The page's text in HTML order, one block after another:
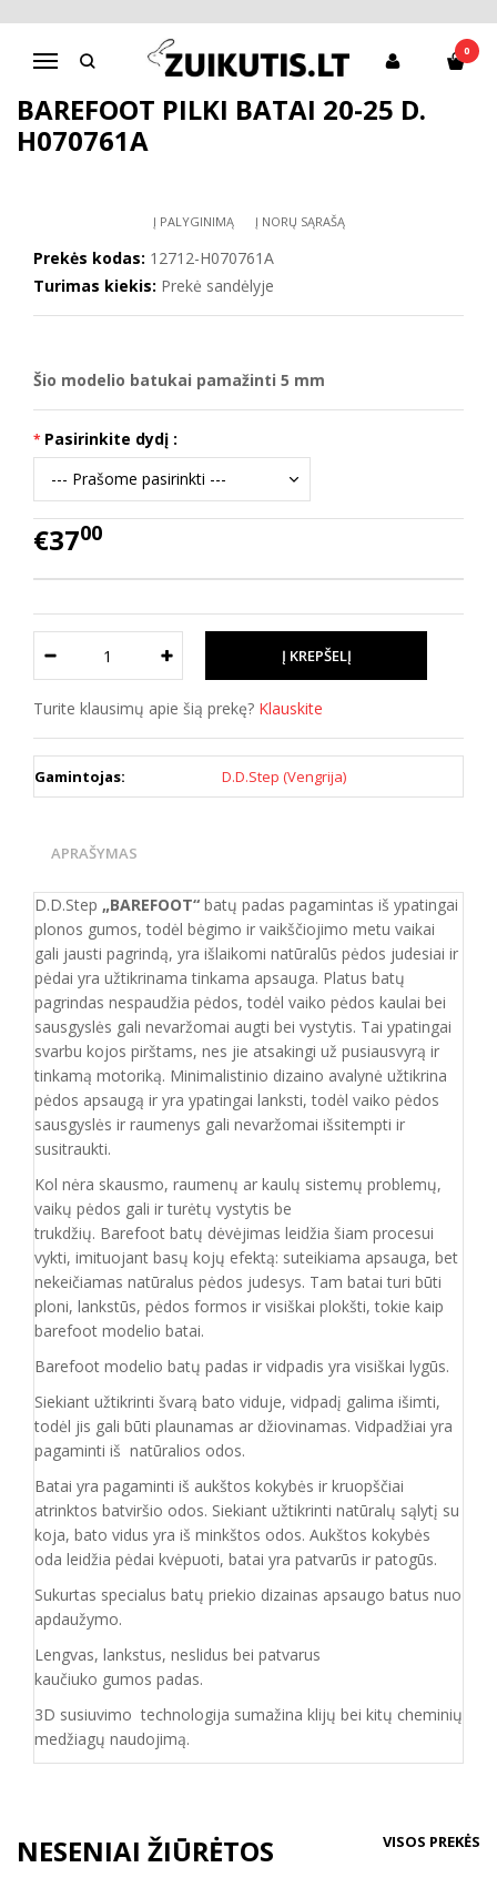
Navigacija
0
Pagrindinis
D.D.Step batai berniukams
Barefoot pilki batai 20-25 d. H070761A
BAREFOOT PILKI BATAI 20-25 D.
H070761A
Į PALYGINIMĄ Į NORŲ SĄRAŠĄ
Prekės kodas: 12712-H070761A
Turimas kiekis: Prekė sandėlyje
Šio modelio batukai pamažinti 5 mm
Pasirinkite dydį :
€3700
Turite klausimų apie šią prekę? Klauskite
Gamintojas: D.D.Step (Vengrija)
APRAŠYMAS
D.D.Step „BAREFOOT“ batų padas pagamintas iš ypatingai
plonos gumos, todėl bėgimo ir vaikščiojimo metu vaikai
gali jausti pagrindą, yra išlaikomi natūralūs pėdos judesiai ir
pėdai yra užtikrinama tinkama apsauga. Platus batų
pagrindas nespaudžia pėdos, todėl vaiko pėdos kaulai bei
sausgyslės gali nevaržomai augti bei vystytis. Tai ypatingai
svarbu kojos pirštams, nes jie atsakingi už pusiausvyrą ir
tinkamą motoriką. Minimalistinio dizaino avalynė užtikrina
pėdos apsaugą ir yra ypatingai lanksti, todėl vaiko pėdos
sausgyslės ir raumenys gali nevaržomai išsitempti ir
susitraukti.
Kol nėra skausmo, raumenų ar kaulų sistemų problemų,
vaikų pėdos gali ir turėtų vystytis be
trukdžių. Barefoot batų dėvėjimas leidžia šiam procesui
vykti, imituojant basų kojų efektą: suteikiama apsauga, bet
nekeičiamas natūralus pėdos judesys. Tam batai turi būti
ploni, lankstūs, pėdos formos ir visiškai plokšti, tokie kaip
barefoot modelio batai.
Barefoot modelio batų padas ir vidpadis yra visiškai lygūs.
Siekiant užtikrinti švarą bato viduje, vidpadį galima išimti,
todėl jis gali būti plaunamas ar džiovinamas. Vidpadžiai yra
pagaminti iš natūralios odos.
Batai yra pagaminti iš aukštos kokybės ir kruopščiai
atrinktos batviršio odos. Siekiant užtikrinti natūralų sąlytį su
koja, bato vidus yra iš minkštos odos. Aukštos kokybės
oda leidžia pėdai kvėpuoti, batai yra patvarūs ir patogūs.
Sukurtas specialus batų priekio dizainas apsaugo batus nuo
apdaužymo.
Lengvas, lankstus, neslidus bei patvarus
kaučiuko gumos padas.
3D susiuvimo technologija sumažina klijų bei kitų cheminių
medžiagų naudojimą.
NESENIAI ŽIŪRĖTOS VISOS PREKĖS